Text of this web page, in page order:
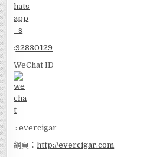
:92830129
WeChat ID
: evercigar
網頁：http://evercigar.com